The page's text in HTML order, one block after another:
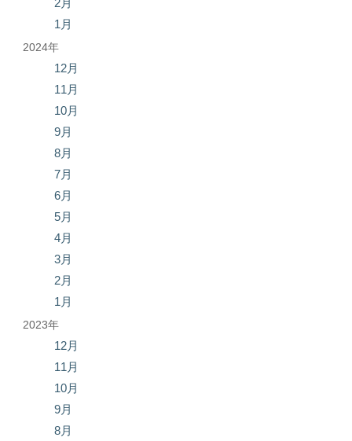
2月
1月
2024年
12月
11月
10月
9月
8月
7月
6月
5月
4月
3月
2月
1月
2023年
12月
11月
10月
9月
8月